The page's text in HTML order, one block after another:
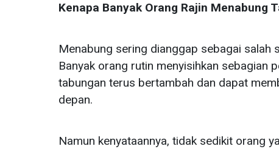
Kenapa Banyak Orang Rajin Menabung
Menabung sering dianggap sebagai salah
Banyak orang rutin menyisihkan sebagian
tabungan terus bertambah dan dapat
depan.
Namun kenyataannya, tidak sedikit orang